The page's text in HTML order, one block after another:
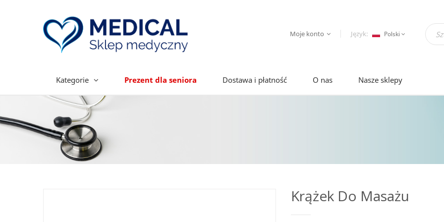
Język: Polski
Moje konto
Kategorie Prezent dla seniora Dostawa i płatność O nas Nasze sklepy
Krążek Do Masażu